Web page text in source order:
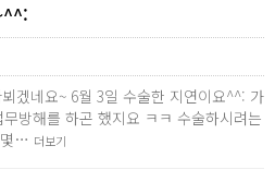
겠네요~ 6월 3일 수술한 지연이요^^: 가
방해를 하곤 했지요 ㅋㅋ 수술하시려는
몇… 더보기